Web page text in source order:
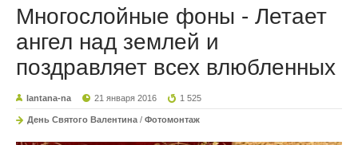
Многослойные фоны - Летает
ангел над землей и
поздравляет всех влюбленных
lantana-na 21 января 2016 1 525
День Святого Валентина / Фотомонтаж